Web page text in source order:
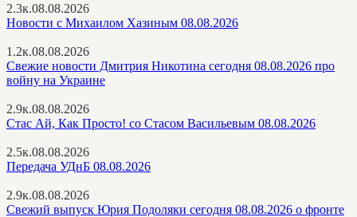
2.3к.08.08.2026
Новости с Михаилом Хазиным 08.08.2026
1.2к.08.08.2026
Свежие новости Дмитрия Никотина сегодня 08.08.2026 про
войну на Украине
2.9к.08.08.2026
Стас Ай, Как Просто! со Стасом Васильевым 08.08.2026
2.5к.08.08.2026
Передача УДнБ 08.08.2026
2.9к.08.08.2026
Свежий выпуск Юрия Подоляки сегодня 08.08.2026 о фронте